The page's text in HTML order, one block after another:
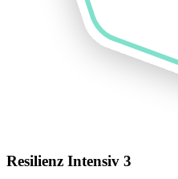
Resilienz Intensiv 3